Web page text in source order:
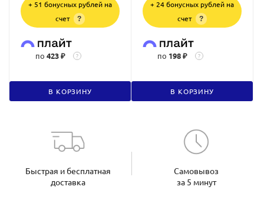
+ 51 бонусных рублей на
счет
?
по 423 ₽ ?
В КОРЗИНУ
+ 24 бонусных рублей на
счет
?
по 198 ₽ ?
В КОРЗИНУ
Быстрая и бесплатная
доставка
Самовывоз
за 5 минут